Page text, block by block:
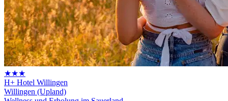
★★★
H+ Hotel Willingen
Willingen (Upland)